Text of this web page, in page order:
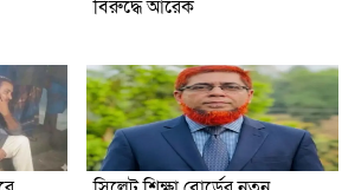
বিরুদ্ধে আরেক